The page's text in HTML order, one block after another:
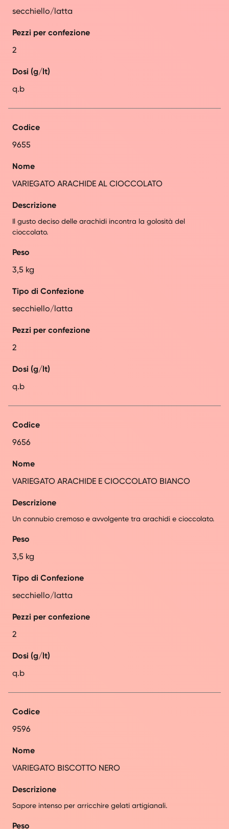
secchiello/latta
Pezzi per confezione
2
Dosi (g/lt)
q.b
Codice
9655
Nome
VARIEGATO ARACHIDE AL CIOCCOLATO
Descrizione
Il gusto deciso delle arachidi incontra la golosità del
cioccolato.
Peso
3,5 kg
Tipo di Confezione
secchiello/latta
Pezzi per confezione
2
Dosi (g/lt)
q.b
Codice
9656
Nome
VARIEGATO ARACHIDE E CIOCCOLATO BIANCO
Descrizione
Un connubio cremoso e avvolgente tra arachidi e cioccolato.
Peso
3,5 kg
Tipo di Confezione
secchiello/latta
Pezzi per confezione
2
Dosi (g/lt)
q.b
Codice
9596
Nome
VARIEGATO BISCOTTO NERO
Descrizione
Sapore intenso per arricchire gelati artigianali.
Peso